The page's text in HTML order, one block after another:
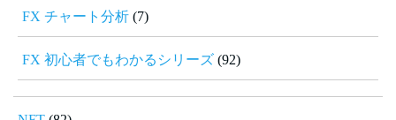
FX チャート分析 (7)
FX 初心者でもわかるシリーズ (92)